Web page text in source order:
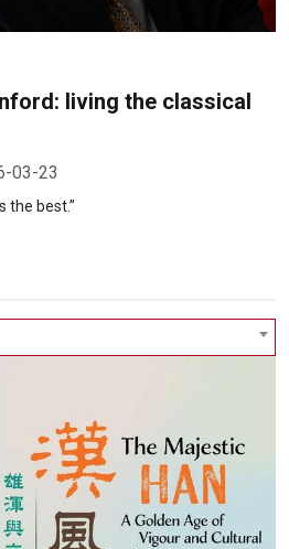
living the classical
03-23
the best.”